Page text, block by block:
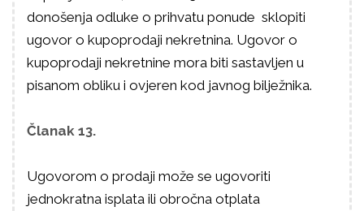
donošenja odluke o prihvatu ponude sklopiti
ugovor o kupoprodaji nekretnina. Ugovor o
kupoprodaji nekretnine mora biti sastavljen u
pisanom obliku i ovjeren kod javnog bilježnika.
Članak 13.
Ugovorom o prodaji može se ugovoriti
jednokratna isplata ili obročna otplata